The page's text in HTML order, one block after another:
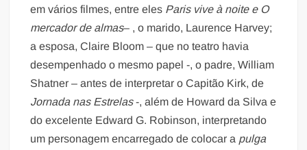
em vários filmes, entre eles Paris vive à noite e O
mercador de almas– , o marido, Laurence Harvey;
a esposa, Claire Bloom – que no teatro havia
desempenhado o mesmo papel -, o padre, William
Shatner – antes de interpretar o Capitão Kirk, de
Jornada nas Estrelas-, além de Howard da Silva e
do excelente Edward G. Robinson, interpretando
um personagem encarregado de colocar a pulga